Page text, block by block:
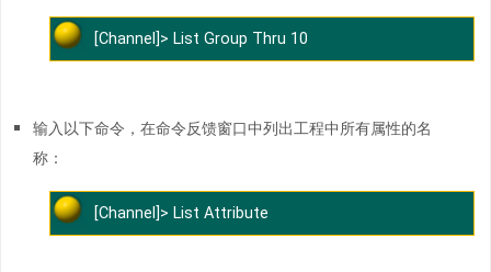
[Channel]> List Group Thru 10
输入以下命令，在命令反馈窗口中列出工程中所有属性的名
称：
[Channel]> List Attribute